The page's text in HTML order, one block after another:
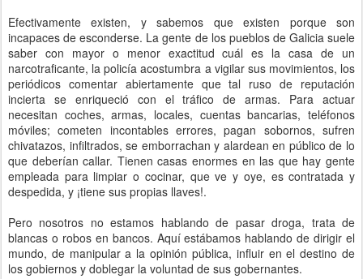
Efectivamente existen, y sabemos que existen porque son
incapaces de esconderse. La gente de los pueblos de Galicia suele
saber con mayor o menor exactitud cuál es la casa de un
narcotraficante, la policía acostumbra a vigilar sus movimientos, los
periódicos comentar abiertamente que tal ruso de reputación
incierta se enriqueció con el tráfico de armas. Para actuar
necesitan coches, armas, locales, cuentas bancarias, teléfonos
móviles; cometen incontables errores, pagan sobornos, sufren
chivatazos, infiltrados, se emborrachan y alardean en público de lo
que deberían callar. Tienen casas enormes en las que hay gente
empleada para limpiar o cocinar, que ve y oye, es contratada y
despedida, y ¡tiene sus propias llaves!.
Pero nosotros no estamos hablando de pasar droga, trata de
blancas o robos en bancos. Aquí estábamos hablando de dirigir el
mundo, de manipular a la opinión pública, influir en el destino de
los gobiernos y doblegar la voluntad de sus gobernantes.